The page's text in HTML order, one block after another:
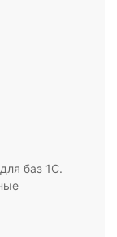
баз 1С.